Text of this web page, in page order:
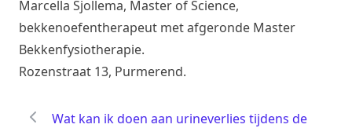
Marcella Sjollema, Master of Science,
bekkenoefentherapeut met afgeronde Master
Bekkenfysiotherapie.
Rozenstraat 13, Purmerend.
Wat kan ik doen aan urineverlies tijdens de